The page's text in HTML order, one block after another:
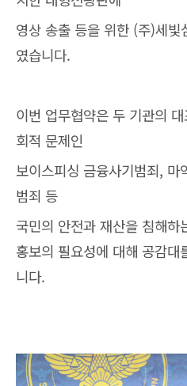
영상 송출 등을 위한 (주)세
였습니다.
이번 업무협약은 두 기관의
회적 문제인
보이스피싱 금융사기범죄, 마
범죄 등
국민의 안전과 재산을 침해하
홍보의 필요성에 대해 공감
니다.